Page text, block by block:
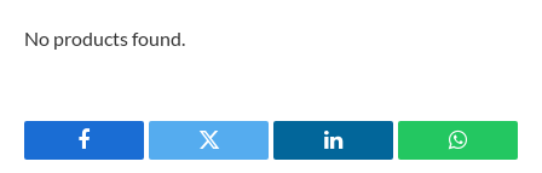
No products found.
Facebook Twitter LinkedIn